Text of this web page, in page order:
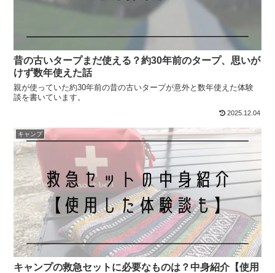
昔の古いタープまだ使える？約30年前のタープ、思いが
けず数年使えた話
親が使っていた約30年前の昔の古いタープが意外と数年使えた体験
談を書いています。
2025.12.04
キャンプ
キャンプの救急セットに必要なものは？中身紹介【使用